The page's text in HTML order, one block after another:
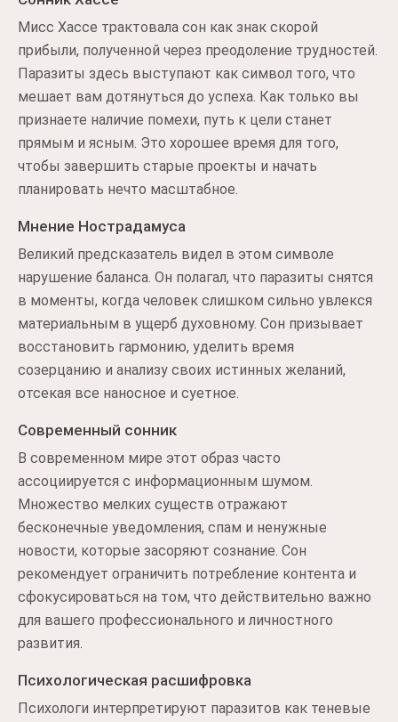
Мисс Хассе трактовала сон как знак скорой
прибыли, полученной через преодоление трудностей.
Паразиты здесь выступают как символ того, что
мешает вам дотянуться до успеха. Как только вы
признаете наличие помехи, путь к цели станет
прямым и ясным. Это хорошее время для того,
чтобы завершить старые проекты и начать
планировать нечто масштабное.
Мнение Нострадамуса
Великий предсказатель видел в этом символе
нарушение баланса. Он полагал, что паразиты снятся
в моменты, когда человек слишком сильно увлекся
материальным в ущерб духовному. Сон призывает
восстановить гармонию, уделить время
созерцанию и анализу своих истинных желаний,
отсекая все наносное и суетное.
Современный сонник
В современном мире этот образ часто
ассоциируется с информационным шумом.
Множество мелких существ отражают
бесконечные уведомления, спам и ненужные
новости, которые засоряют сознание. Сон
рекомендует ограничить потребление контента и
сфокусироваться на том, что действительно важно
для вашего профессионального и личностного
развития.
Психологическая расшифровка
Психологи интерпретируют паразитов как теневые